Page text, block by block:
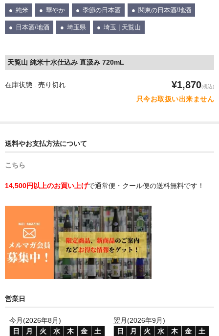
純米 華やか 季節の日本酒 関東の日本酒/地酒
日本酒/地酒 埼玉県 埼玉 | 天覧山
天覧山 純米十水仕込み 直汲み 720mL
在庫状態 : 売り切れ ¥1,870(税込)
只今お取扱い出来ません
送料やお支払方法について
こちら
14,500円以上のお買い上げで通常便・クール便の送料無料です！
営業日
今月(2026年8月)
日
月 火 水 木 金 土
翌月(2026年9月)
日
月 火 水 木 金 土